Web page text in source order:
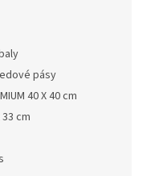
pásy
40 X 40 cm
cm